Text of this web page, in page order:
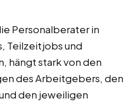
Personalberater in
Teilzeitjobs und
hängt stark von den
des Arbeitgebers, den
den jeweiligen